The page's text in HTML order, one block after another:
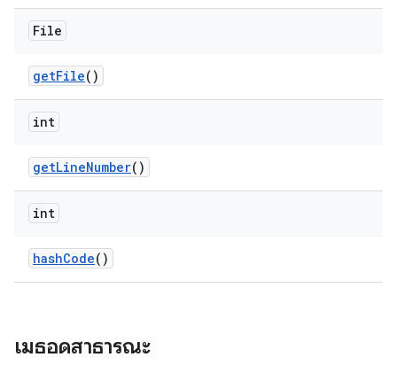
File
getFile()
int
getLineNumber()
int
hashCode()
เมธอดสาธารณะ